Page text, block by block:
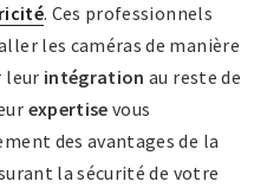
. Ces professionnels
les caméras de manière
leur intégration au reste de
expertise vous
des avantages de la
la sécurité de votre